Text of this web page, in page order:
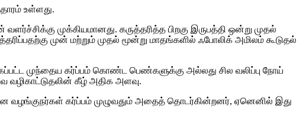
உள்ளது.
முக்கியமானது. கருத்தரித்த பிறகு இருபத்தி ஒன்று முதல்
முன் மற்றும் முதல் மூன்று மாதங்களில் ஃபோலிக் அமிலம் கூடுதல்
முந்தைய கர்ப்பம் கொண்ட பெண்களுக்கு அல்லது சில வலிப்பு நோய்
வழிகாட்டுதலின் கீழ் அதிக அளவு.
வழங்குநர்கள் கர்ப்பம் முழுவதும் அதைத் தொடர்கின்றனர், ஏனெனில் இது